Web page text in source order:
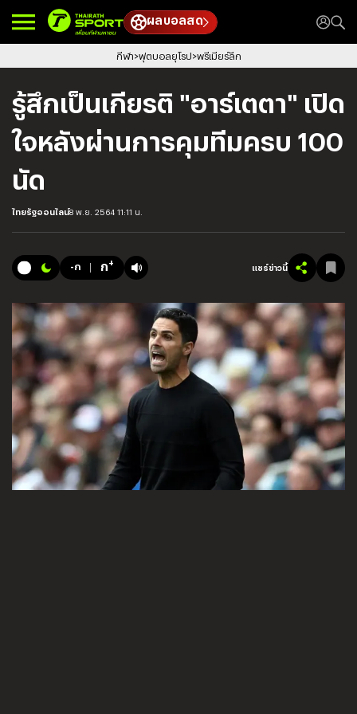
ผลบอลสด
กีฬา ฟุตบอลยุโรป พรีเมียร์ลีก
รู้สึกเป็นเกียรติ "อาร์เตตา" เปิด
ใจหลังผ่านการคุมทีมครบ 100
นัด
ไทยรัฐออนไลน์8 พ.ย. 2564 11:11 น.
-ก ก+ แชร์ข่าวนี้